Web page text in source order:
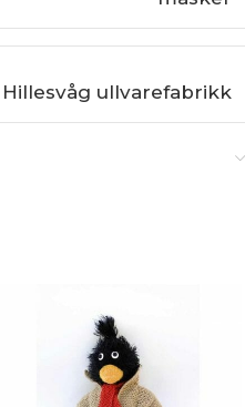
Hillesvåg ullvarefabrikk